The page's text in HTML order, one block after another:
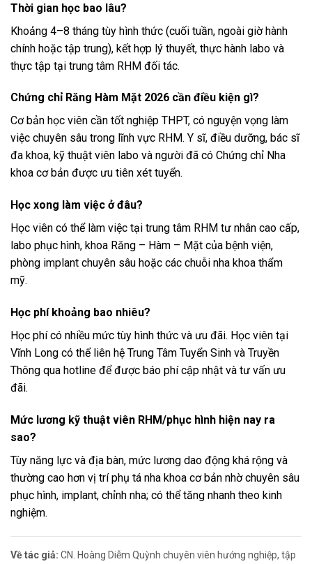
Thời gian học bao lâu?
Khoảng 4–8 tháng tùy hình thức (cuối tuần, ngoài giờ hành
chính hoặc tập trung), kết hợp lý thuyết, thực hành labo và
thực tập tại trung tâm RHM đối tác.
Chứng chỉ Răng Hàm Mặt 2026 cần điều kiện gì?
Cơ bản học viên cần tốt nghiệp THPT, có nguyện vọng làm
việc chuyên sâu trong lĩnh vực RHM. Y sĩ, điều dưỡng, bác sĩ
đa khoa, kỹ thuật viên labo và người đã có Chứng chỉ Nha
khoa cơ bản được ưu tiên xét tuyển.
Học xong làm việc ở đâu?
Học viên có thể làm việc tại trung tâm RHM tư nhân cao cấp,
labo phục hình, khoa Răng – Hàm – Mặt của bệnh viện,
phòng implant chuyên sâu hoặc các chuỗi nha khoa thẩm
mỹ.
Học phí khoảng bao nhiêu?
Học phí có nhiều mức tùy hình thức và ưu đãi. Học viên tại
Vĩnh Long có thể liên hệ Trung Tâm Tuyển Sinh và Truyền
Thông qua hotline để được báo phí cập nhật và tư vấn ưu
đãi.
Mức lương kỹ thuật viên RHM/phục hình hiện nay ra
sao?
Tùy năng lực và địa bàn, mức lương dao động khá rộng và
thường cao hơn vị trí phụ tá nha khoa cơ bản nhờ chuyên sâu
phục hình, implant, chỉnh nha; có thể tăng nhanh theo kinh
nghiệm.
Về tác giả: CN. Hoàng Diễm Quỳnh chuyên viên hướng nghiệp, tập